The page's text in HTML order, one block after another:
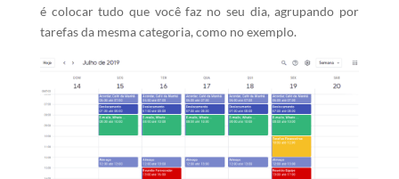
é colocar tudo que você faz no seu dia, agrupando por
tarefas da mesma categoria, como no exemplo.